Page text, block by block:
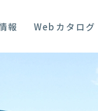
報 Webカタログ